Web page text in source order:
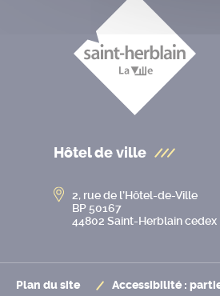
Hôtel de ville
2, rue de l’Hôtel-de-Ville
BP 50167
44802 Saint-Herblain cedex
Plan du site Accessibilité :